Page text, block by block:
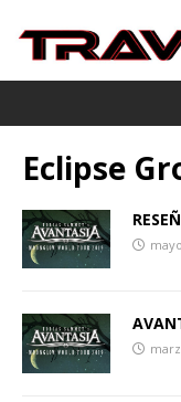
Eclipse